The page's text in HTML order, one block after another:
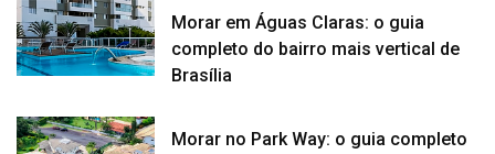
Morar em Águas Claras: o guia
completo do bairro mais vertical de
Brasília
Morar no Park Way: o guia completo